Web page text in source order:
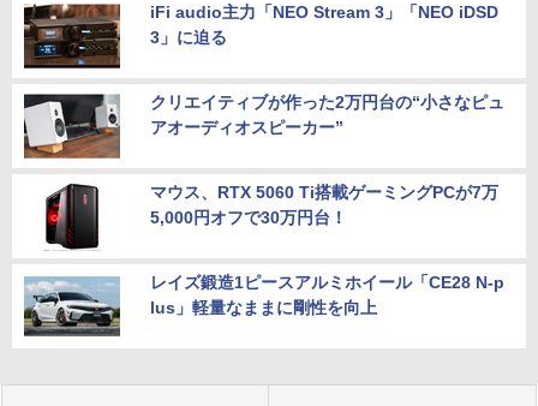
iFi audio主力「NEO Stream 3」「NEO iDSD
3」に迫る
クリエイティブが作った2万円台の“小さなピュ
アオーディオスピーカー”
マウス、RTX 5060 Ti搭載ゲーミングPCが7万
5,000円オフで30万円台！
レイズ鍛造1ピースアルミホイール「CE28 N-p
lus」軽量なままに剛性を向上